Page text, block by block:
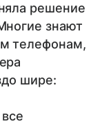
решение
знают
телефонам,
шире: